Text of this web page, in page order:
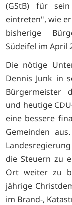
(GStB) für sein
eintreten", wie
bisherige
Südeifel im April
Die nötige
Dennis Junk in
Bürgermeister
und heutige
eine bessere
Gemeinden
die Steuern zu
Ort weiter zu
jährige
im Brand-,